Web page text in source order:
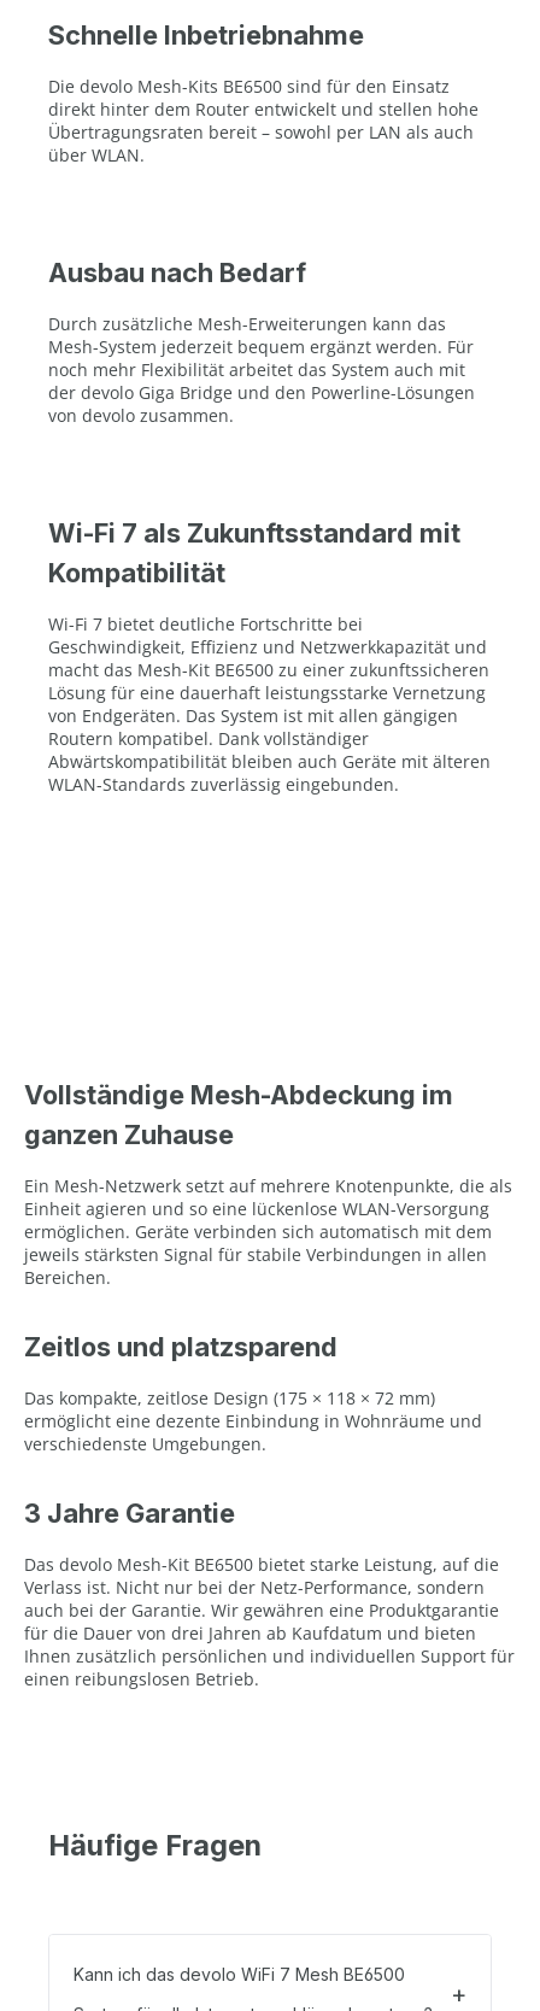
Schnelle Inbetriebnahme
Die devolo Mesh-Kits BE6500 sind für den Einsatz
direkt hinter dem Router entwickelt und stellen hohe
Übertragungsraten bereit – sowohl per LAN als auch
über WLAN.
Ausbau nach Bedarf
Durch zusätzliche Mesh-Erweiterungen kann das
Mesh-System jederzeit bequem ergänzt werden. Für
noch mehr Flexibilität arbeitet das System auch mit
der devolo Giga Bridge und den Powerline-Lösungen
von devolo zusammen.
Wi-Fi 7 als Zukunftsstandard mit
Kompatibilität
Wi-Fi 7 bietet deutliche Fortschritte bei
Geschwindigkeit, Effizienz und Netzwerkkapazität und
macht das Mesh-Kit BE6500 zu einer zukunftssicheren
Lösung für eine dauerhaft leistungsstarke Vernetzung
von Endgeräten. Das System ist mit allen gängigen
Routern kompatibel. Dank vollständiger
Abwärtskompatibilität bleiben auch Geräte mit älteren
WLAN-Standards zuverlässig eingebunden.
Vollständige Mesh-Abdeckung im
ganzen Zuhause
Ein Mesh-Netzwerk setzt auf mehrere Knotenpunkte, die als
Einheit agieren und so eine lückenlose WLAN-Versorgung
ermöglichen. Geräte verbinden sich automatisch mit dem
jeweils stärksten Signal für stabile Verbindungen in allen
Bereichen.
Zeitlos und platzsparend
Das kompakte, zeitlose Design (175 × 118 × 72 mm)
ermöglicht eine dezente Einbindung in Wohnräume und
verschiedenste Umgebungen.
3 Jahre Garantie
Das devolo Mesh-Kit BE6500 bietet starke Leistung, auf die
Verlass ist. Nicht nur bei der Netz-Performance, sondern
auch bei der Garantie. Wir gewähren eine Produktgarantie
für die Dauer von drei Jahren ab Kaufdatum und bieten
Ihnen zusätzlich persönlichen und individuellen Support für
einen reibungslosen Betrieb.
Häufige Fragen
Kann ich das devolo WiFi 7 Mesh BE6500